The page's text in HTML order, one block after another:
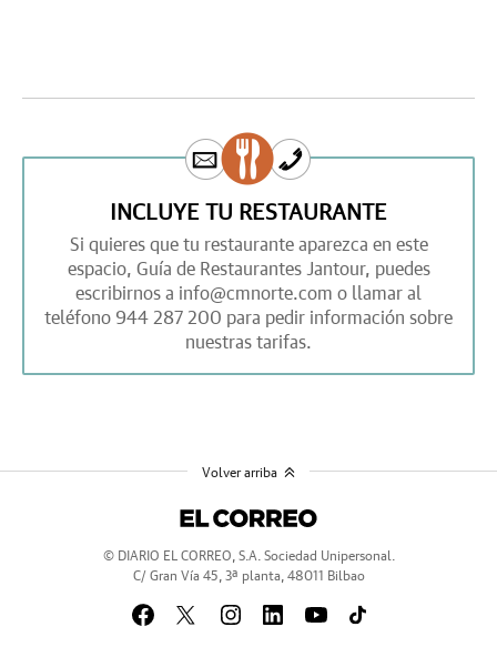
INCLUYE TU RESTAURANTE
Si quieres que tu restaurante aparezca en este
espacio, Guía de Restaurantes Jantour, puedes
escribirnos a info@cmnorte.com o llamar al
teléfono 944 287 200 para pedir información sobre
nuestras tarifas.
© DIARIO EL CORREO, S.A. Sociedad Unipersonal.
C/ Gran Vía 45, 3ª planta, 48011 Bilbao
Volver arriba